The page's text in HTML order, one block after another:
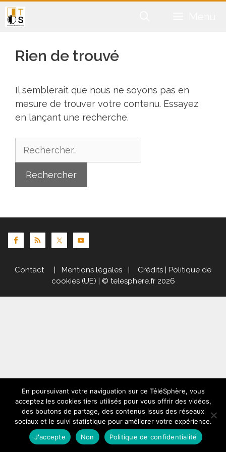
Aller
au
Rien de trouvé
Il semblerait que nous ne soyons pas en
mesure de trouver votre contenu. Essayez
en lançant une recherche.
Rechercher :
Contact| Mentions légales | Crédits | Politique de
cookies (UE) | © telesphere.fr 2026
En poursuivant votre naviguation sur ce TéléSphère, vous
acceptez les cookies tiers utilisés pour vous offrir des vidéos,
des boutons de partage, des contenus issus des réseaux
sociaux et le suivi statistique pour améliorer votre expérience.
J'accepte
Non Politique de confidentialité